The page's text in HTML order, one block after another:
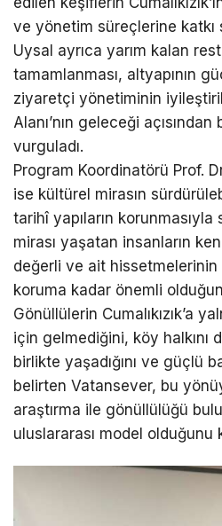
ve yönetim süreçlerine katkı
Uysal ayrıca yarım kalan
tamamlanması, altyapının
ziyaretçi yönetiminin
Alanı’nın geleceği açısından
vurguladı.
Program Koordinatörü Prof.
ise kültürel mirasın
tarihî yapıların korunmasıyla
mirası yaşatan insanların
değerli ve ait
koruma kadar önemli
Gönüllülerin Cumalıkızık’a
için gelmediğini, köy halkını
birlikte yaşadığını ve güçlü
belirten Vatansever, bu
araştırma ile gönüllülüğü
uluslararası model olduğunu